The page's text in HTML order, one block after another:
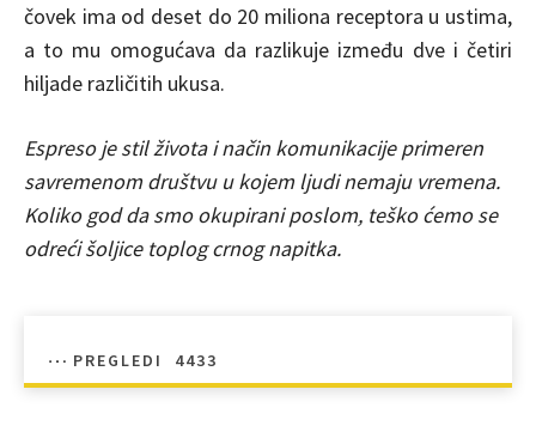
čovek ima od deset do 20 miliona receptora u ustima,
a to mu omogućava da razlikuje između dve i četiri
hiljade različitih ukusa.
Espreso je stil života i način komunikacije primeren
savremenom društvu u kojem ljudi nemaju vremena.
Koliko god da smo okupirani poslom, teško ćemo se
odreći šoljice toplog crnog napitka.
PREGLEDI 4433